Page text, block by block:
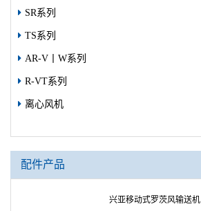
SR系列
TS系列
AR-V丨W系列
R-VT系列
离心风机
配件产品
兴亚移动式罗茨风输送机